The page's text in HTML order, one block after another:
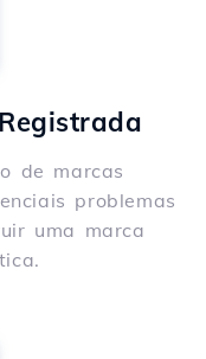
de marcas
problemas
uma marca